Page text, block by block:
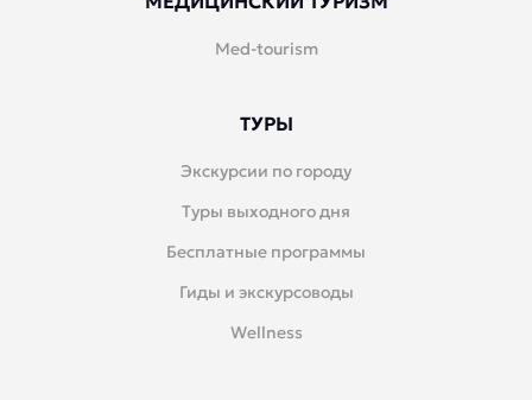
Med-tourism
ТУРЫ
Экскурсии по городу
Туры выходного дня
Бесплатные программы
Гиды и экскурсоводы
Wellness